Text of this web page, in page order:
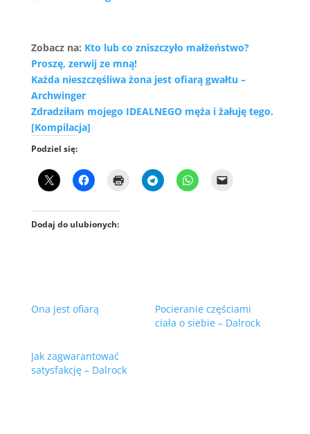
Zobacz na: Kto lub co zniszczyło małżeństwo?
Proszę, zerwij ze mną!
Każda nieszczęśliwa żona jest ofiarą gwałtu –
Archwinger
Zdradziłam mojego IDEALNEGO męża i żałuję tego.
[Kompilacja]
Podziel się:
Dodaj do ulubionych:
Ona jest ofiarą
Pocieranie częściami
ciała o siebie – Dalrock
Jak zagwarantować
satysfakcję – Dalrock